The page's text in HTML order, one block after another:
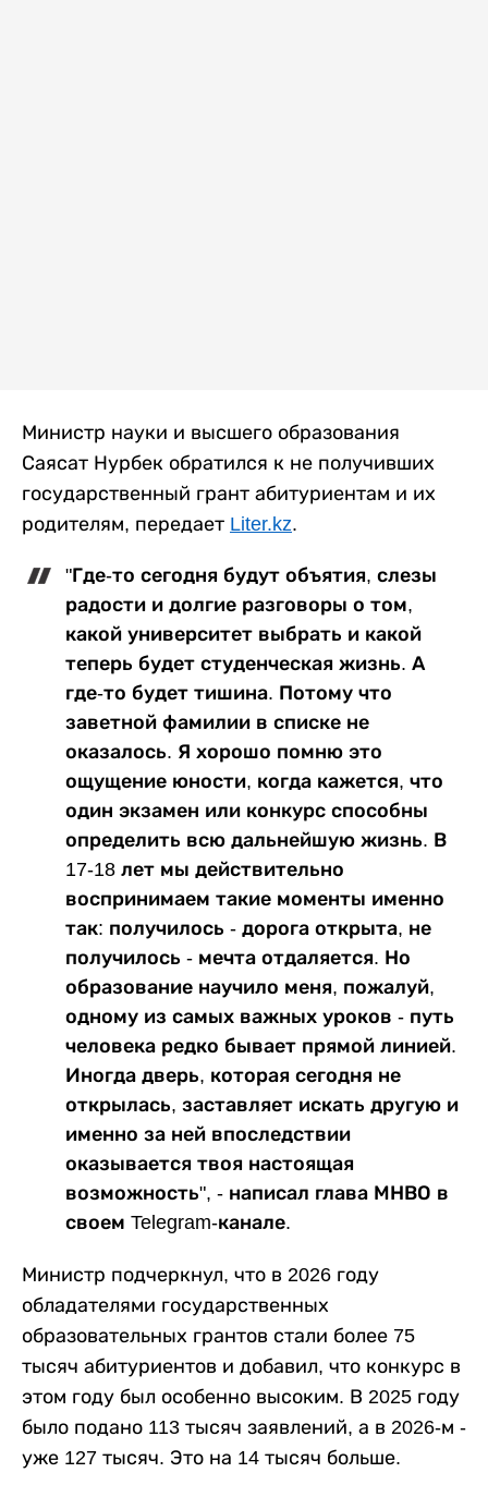
Министр науки и высшего образования
Саясат Нурбек обратился к не получивших
государственный грант абитуриентам и их
родителям, передает Liter.kz.
"Где-то сегодня будут объятия, слезы
радости и долгие разговоры о том,
какой университет выбрать и какой
теперь будет студенческая жизнь. А
где-то будет тишина. Потому что
заветной фамилии в списке не
оказалось. Я хорошо помню это
ощущение юности, когда кажется, что
один экзамен или конкурс способны
определить всю дальнейшую жизнь. В
17-18 лет мы действительно
воспринимаем такие моменты именно
так: получилось - дорога открыта, не
получилось - мечта отдаляется. Но
образование научило меня, пожалуй,
одному из самых важных уроков - путь
человека редко бывает прямой линией.
Иногда дверь, которая сегодня не
открылась, заставляет искать другую и
именно за ней впоследствии
оказывается твоя настоящая
возможность", - написал глава МНВО в
своем Telegram-канале.
Министр подчеркнул, что в 2026 году
обладателями государственных
образовательных грантов стали более 75
тысяч абитуриентов и добавил, что конкурс в
этом году был особенно высоким. В 2025 году
было подано 113 тысяч заявлений, а в 2026-м -
уже 127 тысяч. Это на 14 тысяч больше.